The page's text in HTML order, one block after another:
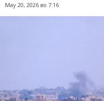
May 20, 2026 во 7:16